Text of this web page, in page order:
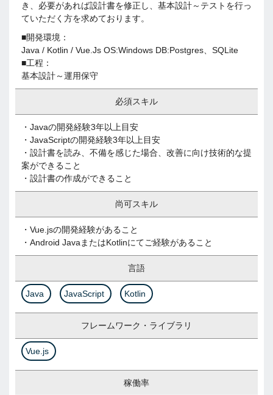
き、必要があれば設計書を修正し、基本設計～テストを行っ
ていただく方を求めております。
■開発環境：
Java / Kotlin / Vue.Js OS:Windows DB:Postgres、SQLite
■工程：
基本設計～運用保守
必須スキル
・Javaの開発経験3年以上目安
・JavaScriptの開発経験3年以上目安
・設計書を読み、不備を感じた場合、改善に向け技術的な提
案ができること
・設計書の作成ができること
尚可スキル
・Vue.jsの開発経験があること
・Android JavaまたはKotlinにてご経験があること
言語
Java JavaScript Kotlin
フレームワーク・ライブラリ
Vue.js
稼働率